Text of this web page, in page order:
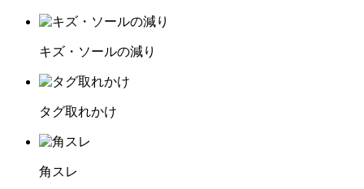
キズ・ソールの減り
タグ取れかけ
角スレ